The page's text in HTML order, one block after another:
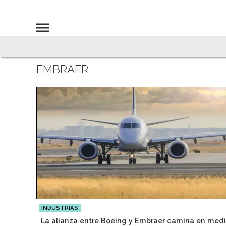
EMBRAER
INDUSTRIAS
La alianza entre Boeing y Embraer camina en